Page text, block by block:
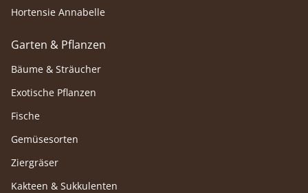
Hortensie Annabelle
Garten & Pflanzen
Bäume & Sträucher
Exotische Pflanzen
Fische
Gemüsesorten
Ziergräser
Kakteen & Sukkulenten